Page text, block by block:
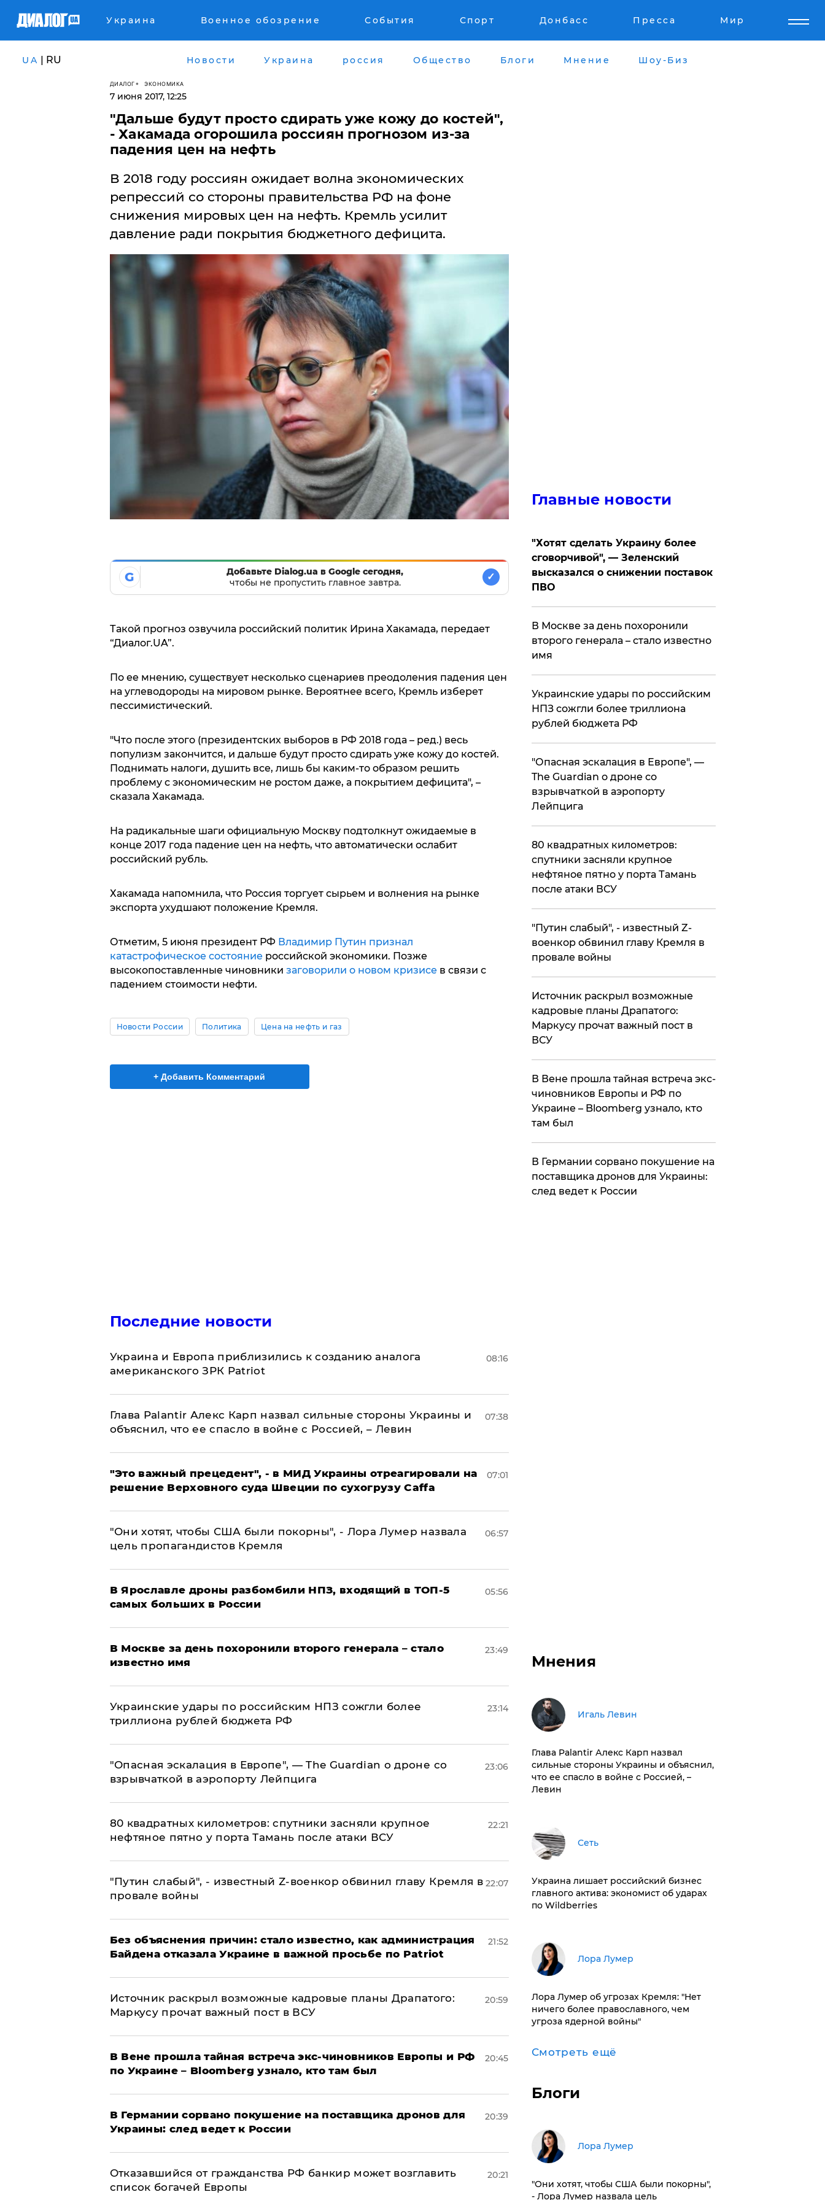
Украина Военное обозрение События Спорт Донбасс Пресса Мир
UA | RU Новости Украина россия Общество Блоги Мнение Шоу-Биз
ДИАЛОГ ЭКОНОМИКА
7 июня 2017, 12:25
"Дальше будут просто сдирать уже кожу до костей",
- Хакамада огорошила россиян прогнозом из-за
падения цен на нефть
​В 2018 году россиян ожидает волна экономических
репрессий со стороны правительства РФ на фоне
снижения мировых цен на нефть. Кремль усилит
давление ради покрытия бюджетного дефицита.
G
Добавьте Dialog.ua в Google сегодня,
чтобы не пропустить главное завтра.
✓
Такой прогноз озвучила российский политик Ирина Хакамада, передает
“Диалог.UA”.
По ее мнению, существует несколько сценариев преодоления падения цен
на углеводороды на мировом рынке. Вероятнее всего, Кремль изберет
пессимистический.
"Что после этого (президентских выборов в РФ 2018 года – ред.) весь
популизм закончится, и дальше будут просто сдирать уже кожу до костей.
Поднимать налоги, душить все, лишь бы каким-то образом решить
проблему с экономическим не ростом даже, а покрытием дефицита", –
сказала Хакамада.
На радикальные шаги официальную Москву подтолкнут ожидаемые в
конце 2017 года падение цен на нефть, что автоматически ослабит
российский рубль.
Хакамада напомнила, что Россия торгует сырьем и волнения на рынке
экспорта ухудшают положение Кремля.
Отметим, 5 июня президент РФ Владимир Путин признал
катастрофическое состояниероссийской экономики. Позже
высокопоставленные чиновники заговорили о новом кризисев связи с
падением стоимости нефти.
Новости России Политика Цена на нефть и газ
+ Добавить Комментарий
Последние новости
Украина и Европа приблизились к созданию аналога
американского ЗРК Patriot
08:16
Глава Palantir Алекс Карп назвал сильные стороны Украины и
объяснил, что ее спасло в войне с Россией, – Левин
07:38
"Это важный прецедент", - в МИД Украины отреагировали на
решение Верховного суда Швеции по сухогрузу Caffa
07:01
"Они хотят, чтобы США были покорны", - Лора Лумер назвала
цель пропагандистов Кремля
06:57
В Ярославле дроны разбомбили НПЗ, входящий в ТОП-5
самых больших в России
05:56
В Москве за день похоронили второго генерала – стало
известно имя
23:49
Украинские удары по российским НПЗ сожгли более
триллиона рублей бюджета РФ
23:14
"Опасная эскалация в Европе", — The Guardian о дроне со
взрывчаткой в аэропорту Лейпцига
23:06
80 квадратных километров: спутники засняли крупное
нефтяное пятно у порта Тамань после атаки ВСУ
22:21
​"Путин слабый", - известный Z-военкор обвинил главу Кремля в
провале войны
22:07
Без объяснения причин: стало известно, как администрация
Байдена отказала Украине в важной просьбе по Patriot
21:52
​Источник раскрыл возможные кадровые планы Драпатого:
Маркусу прочат важный пост в ВСУ
20:59
В Вене прошла тайная встреча экс-чиновников Европы и РФ
по Украине – Bloomberg узнало, кто там был
20:45
​В Германии сорвано покушение на поставщика дронов для
Украины: след ведет к России
20:39
Отказавшийся от гражданства РФ банкир может возглавить
список богачей Европы
20:21
Главные новости
​"Хотят сделать Украину более
сговорчивой", — Зеленский
высказался о снижении поставок
ПВО
В Москве за день похоронили
второго генерала – стало известно
имя
Украинские удары по российским
НПЗ сожгли более триллиона
рублей бюджета РФ
"Опасная эскалация в Европе", —
The Guardian о дроне со
взрывчаткой в аэропорту
Лейпцига
80 квадратных километров:
спутники засняли крупное
нефтяное пятно у порта Тамань
после атаки ВСУ
​"Путин слабый", - известный Z-
военкор обвинил главу Кремля в
провале войны
​Источник раскрыл возможные
кадровые планы Драпатого:
Маркусу прочат важный пост в
ВСУ
В Вене прошла тайная встреча экс-
чиновников Европы и РФ по
Украине – Bloomberg узнало, кто
там был
​В Германии сорвано покушение на
поставщика дронов для Украины:
след ведет к России
Мнения
Игаль Левин
Глава Palantir Алекс Карп назвал
сильные стороны Украины и объяснил,
что ее спасло в войне с Россией, –
Левин
Сеть
​Украина лишает российский бизнес
главного актива: экономист об ударах
по Wildberries
​Лора Лумер
Лора Лумер об угрозах Кремля: "Нет
ничего более православного, чем
угроза ядерной войны"
Смотреть ещё
Блоги
​Лора Лумер
"Они хотят, чтобы США были покорны",
- Лора Лумер назвала цель